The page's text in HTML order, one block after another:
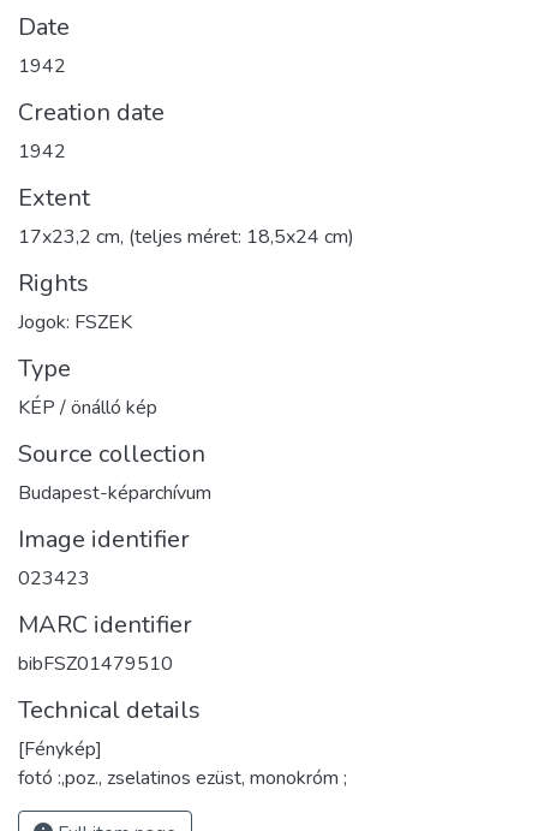
Date
1942
Creation date
1942
Extent
17x23,2 cm, (teljes méret: 18,5x24 cm)
Rights
Jogok: FSZEK
Type
KÉP / önálló kép
Source collection
Budapest-képarchívum
Image identifier
023423
MARC identifier
bibFSZ01479510
Technical details
[Fénykép]
fotó :,poz., zselatinos ezüst, monokróm ;